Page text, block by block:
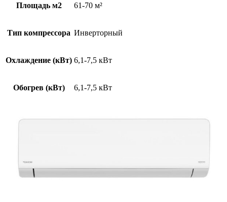
Площадь м2 61-70 м²
Тип компрессора Инверторный
Охлаждение (кВт) 6,1-7,5 кВт
Обогрев (кВт) 6,1-7,5 кВт